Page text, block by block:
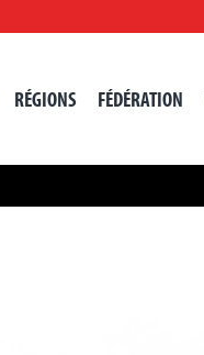
RÉGIONS FÉDÉRATION